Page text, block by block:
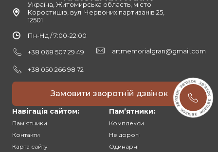
Україна, Житомирська область, місто
Коростишів, вул. Червоних партизанів 25,
12501
Пн-Нд / 7:00-22:00
+38 068 507 29 49
+38 050 266 98 72
artmemorialgran@gmail.com
Замовити зворотній дзвінок
Навігація сайтом:
Памʼятники
Контакти
Карта сайту
Памʼятники:
Комплекси
Не дорогі
Одинарні